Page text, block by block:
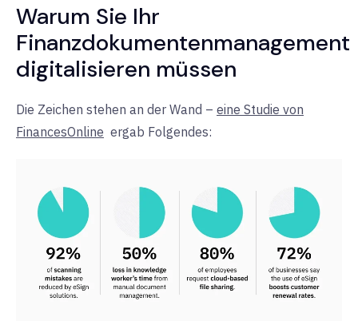
Warum Sie Ihr
Finanzdokumentenmanagement
digitalisieren müssen
Die Zeichen stehen an der Wand – eine Studie von
FinancesOnline ergab Folgendes: